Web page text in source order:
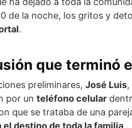
de la noche, los gritos y
.
que terminó
preliminares, José Luis,
por un teléfono celular
que se trataba de una
el destino de toda la familia.